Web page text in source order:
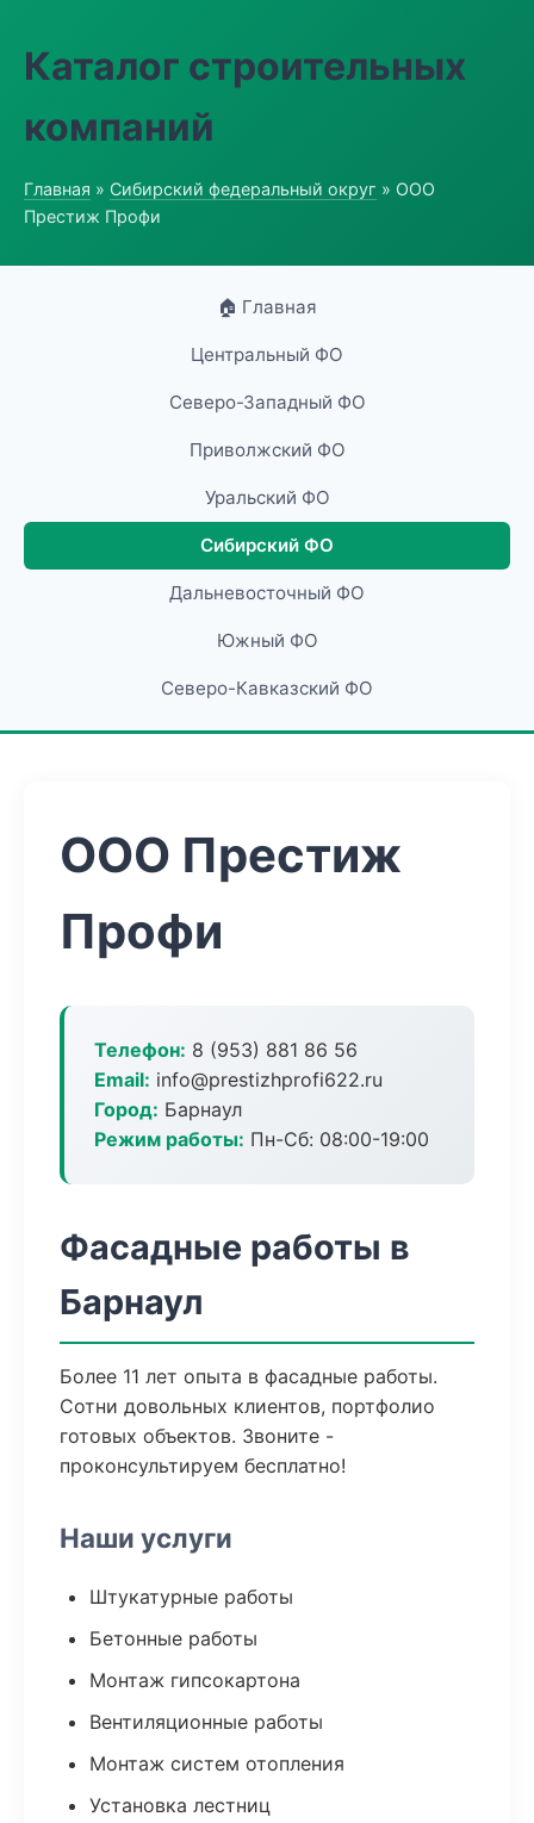
Каталог строительных
компаний
Главная » Сибирский федеральный округ » ООО
Престиж Профи
🏠 Главная
Центральный ФО
Северо-Западный ФО
Приволжский ФО
Уральский ФО
Сибирский ФО
Дальневосточный ФО
Южный ФО
Северо-Кавказский ФО
ООО Престиж
Профи
Телефон: 8 (953) 881 86 56
Email: info@prestizhprofi622.ru
Город: Барнаул
Режим работы: Пн-Сб: 08:00-19:00
Фасадные работы в
Барнаул
Более 11 лет опыта в фасадные работы.
Сотни довольных клиентов, портфолио
готовых объектов. Звоните -
проконсультируем бесплатно!
Наши услуги
Штукатурные работы
Бетонные работы
Монтаж гипсокартона
Вентиляционные работы
Монтаж систем отопления
Установка лестниц